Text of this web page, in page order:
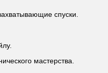
спуски.
мастерства.